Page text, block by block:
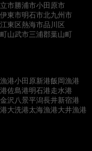
市勝浦市小田原市
伊東市明石市北九州市
江東区熱海市品川区
山武市三浦郡葉山町
港小田原新港飯岡漁港
佐島港明石港走水港
金沢八景平潟長井新宿港
大洗港太海漁港大井漁港